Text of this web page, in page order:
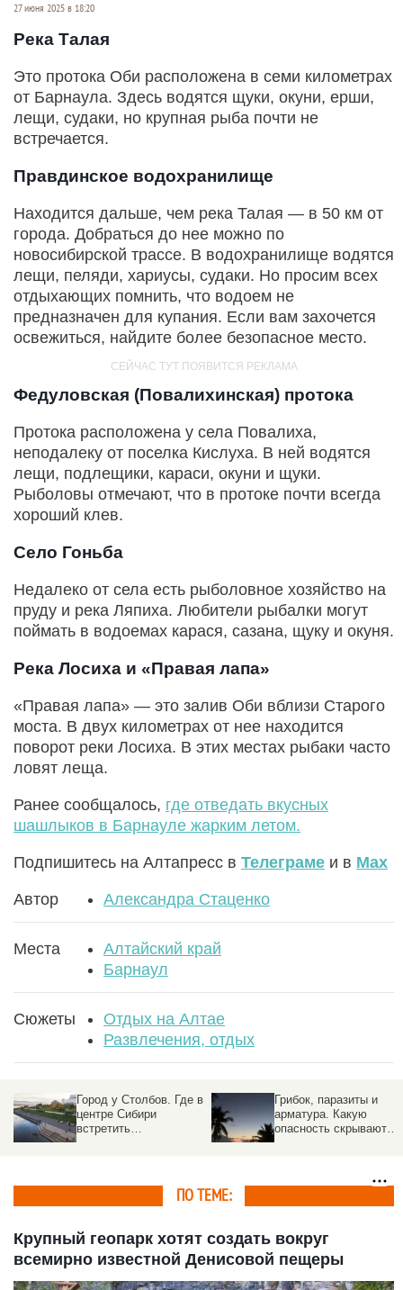
27 июня 2025 в 18:20
Река Талая
Это протока Оби расположена в семи километрах
от Барнаула. Здесь водятся щуки, окуни, ерши,
лещи, судаки, но крупная рыба почти не
встречается.
Правдинское водохранилище
Находится дальше, чем река Талая — в 50 км от
города. Добраться до нее можно по
новосибирской трассе. В водохранилище водятся
лещи, пеляди, хариусы, судаки. Но просим всех
отдыхающих помнить, что водоем не
предназначен для купания. Если вам захочется
освежиться, найдите более безопасное место.
Федуловская (Повалихинская) протока
Протока расположена у села Повалиха,
неподалеку от поселка Кислуха. В ней водятся
лещи, подлещики, караси, окуни и щуки.
Рыболовы отмечают, что в протоке почти всегда
хороший клев.
Село Гоньба
Недалеко от села есть рыболовное хозяйство на
пруду и река Ляпиха. Любители рыбалки могут
поймать в водоемах карася, сазана, щуку и окуня.
Река Лосиха и «Правая лапа»
«Правая лапа» — это залив Оби вблизи Старого
моста. В двух километрах от нее находится
поворот реки Лосиха. В этих местах рыбаки часто
ловят леща.
Ранее сообщалось, где отведать вкусных
шашлыков в Барнауле жарким летом.
Подпишитесь на Алтапресс в Телеграме и в Max
Автор Александра Стаценко
Места
Алтайский край
Барнаул
Сюжеты
Отдых на Алтае
Развлечения, отдых
Город у Столбов. Где в
центре Сибири
встретить
Грибок, паразиты и
арматура. Какую
опасность скрывают
ПО ТЕМЕ:
Крупный геопарк хотят создать вокруг
всемирно известной Денисовой пещеры